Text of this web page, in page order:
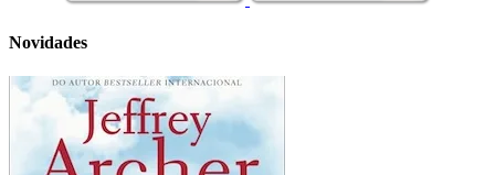
Novidades